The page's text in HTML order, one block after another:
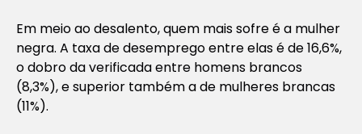
Em meio ao desalento, quem mais sofre é a mulher
negra. A taxa de desemprego entre elas é de 16,6%,
o dobro da verificada entre homens brancos
(8,3%), e superior também a de mulheres brancas
(11%).